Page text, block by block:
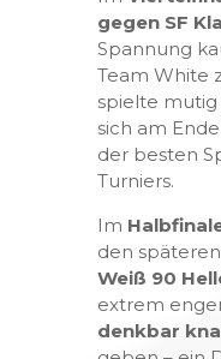
gegen SF
Spannung
Team White
spielte
sich am
der besten
Turniers.
Im
den
Weiß 90
extrem
denkbar